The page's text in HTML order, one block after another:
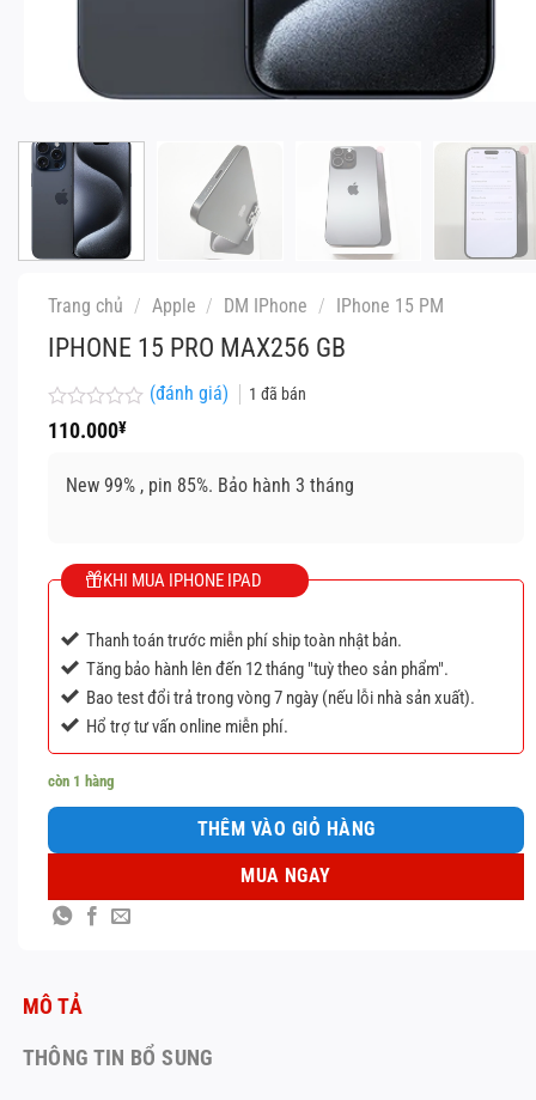
Trang chủ / Apple / DM IPhone / IPhone 15 PM
IPHONE 15 PRO MAX256 GB
Được
xếp
(đánh giá) 1 đã bán
110.000¥
New 99% , pin 85%. Bảo hành 3 tháng
KHI MUA IPHONE IPAD
Thanh toán trước miễn phí ship toàn nhật bản.
Tăng bảo hành lên đến 12 tháng "tuỳ theo sản phẩm".
Bao test đổi trả trong vòng 7 ngày (nếu lỗi nhà sản xuất).
Hổ trợ tư vấn online miễn phí.
còn 1 hàng
THÊM VÀO GIỎ HÀNG
MUA NGAY
MÔ TẢ
THÔNG TIN BỔ SUNG